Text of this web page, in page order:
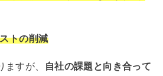
トの削減
ますが、
自社の課題と向き合って